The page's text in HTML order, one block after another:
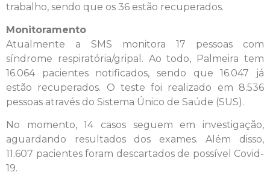
trabalho, sendo que os 36 estão recuperados.
Monitoramento
Atualmente a SMS monitora 17 pessoas com
síndrome respiratória/gripal. Ao todo, Palmeira tem
16.064 pacientes notificados, sendo que 16.047 já
estão recuperados. O teste foi realizado em 8.536
pessoas através do Sistema Único de Saúde (SUS).
No momento, 14 casos seguem em investigação,
aguardando resultados dos exames. Além disso,
11.607 pacientes foram descartados de possível Covid-
19.